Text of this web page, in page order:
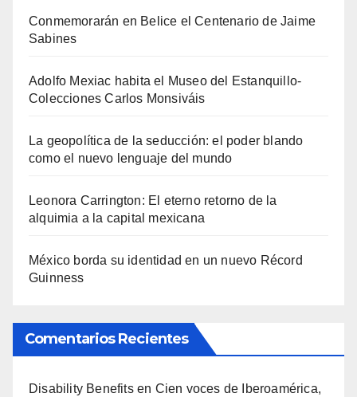
Conmemorarán en Belice el Centenario de Jaime
Sabines
Adolfo Mexiac habita el Museo del Estanquillo-
Colecciones Carlos Monsiváis
La geopolítica de la seducción: el poder blando
como el nuevo lenguaje del mundo
Leonora Carrington: El eterno retorno de la
alquimia a la capital mexicana
México borda su identidad en un nuevo Récord
Guinness
Comentarios Recientes
Disability Benefitsen Cien voces de Iberoamérica,